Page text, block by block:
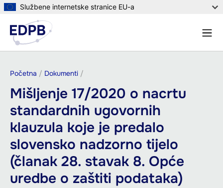
Skoči
glavni
sadržaj
Službene internetske stranice EU-a
Breadcrumb
Početna Dokumenti
Mišljenje 17/2020 o nacrtu
standardnih ugovornih
klauzula koje je predalo
slovensko nadzorno tijelo
(članak 28. stavak 8. Opće
uredbe o zaštiti podataka)